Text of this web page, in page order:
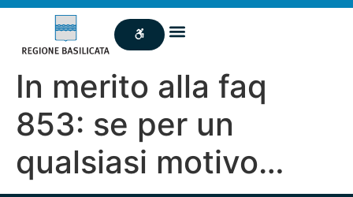
In merito alla faq
853: se per un
qualsiasi motivo…